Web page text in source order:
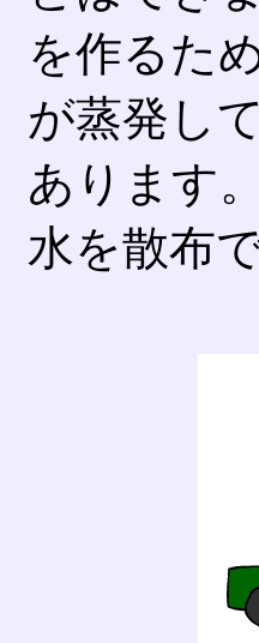
を作るた
が蒸発し
あります
水を散布